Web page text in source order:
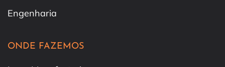
Engenharia
ONDE FAZEMOS